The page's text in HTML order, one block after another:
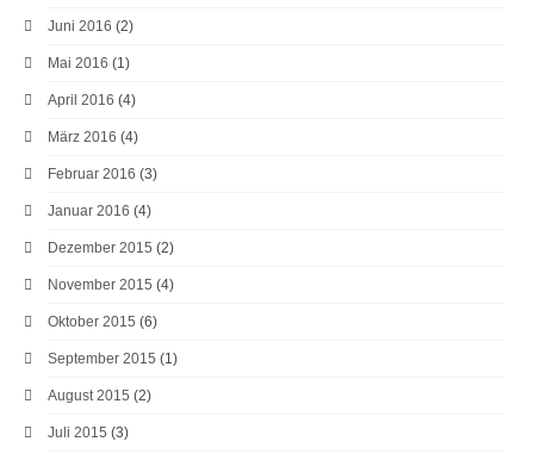
Juni 2016 (2)
Mai 2016 (1)
April 2016 (4)
März 2016 (4)
Februar 2016 (3)
Januar 2016 (4)
Dezember 2015 (2)
November 2015 (4)
Oktober 2015 (6)
September 2015 (1)
August 2015 (2)
Juli 2015 (3)